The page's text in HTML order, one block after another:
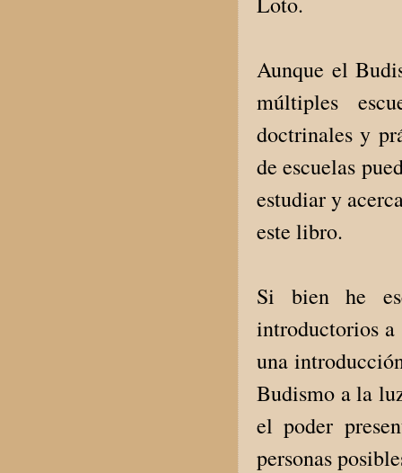
Aunque el
múltiples
doctrinales y
de escuelas
estudiar y
este libro.
Si bien he
introductorios a
una
Budismo a la
el poder
personas